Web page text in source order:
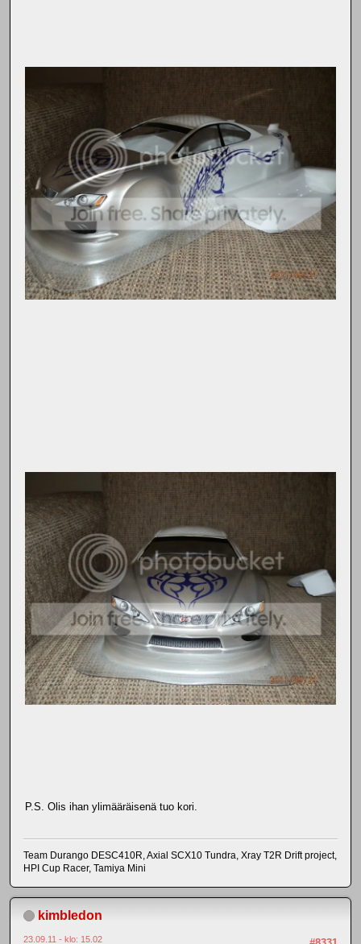
P.S. Olis ihan ylimääräisenä tuo kori.
Team Durango DESC410R, Axial SCX10 Tundra, Xray T2R Drift project,
HPI Cup Racer, Tamiya Mini
kimbledon
23.09.11 - klo: 15.02